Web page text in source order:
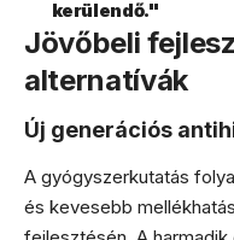
kerülendő."
Jövőbeli
alternatívák
Új generációs
A gyógyszerkutatás
és kevesebb